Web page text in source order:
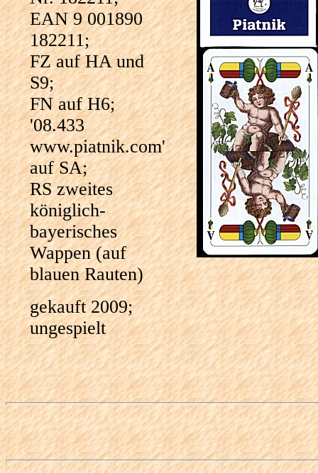
EAN 9 001890
182211;
FZ auf HA und
S9;
FN auf H6;
'08.433
www.piatnik.com'
auf SA;
RS zweites
königlich-
bayerisches
Wappen (auf
blauen Rauten)
gekauft 2009;
ungespielt